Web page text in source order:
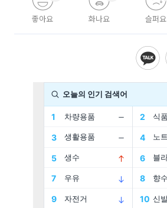
좋아요 화나요 슬퍼요